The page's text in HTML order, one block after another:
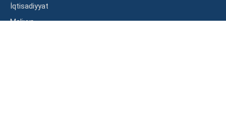
İqtisadiyyat
Maliyyə